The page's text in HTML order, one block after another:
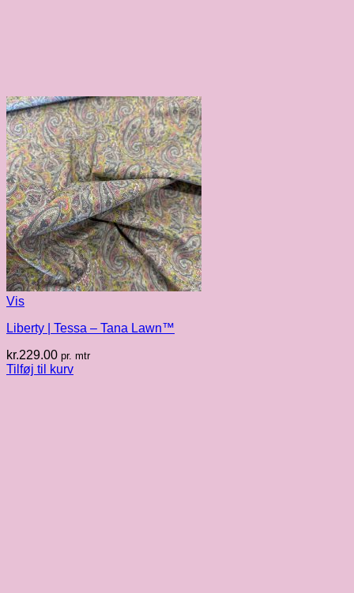
Vis
Liberty | Tessa – Tana Lawn™
kr.229.00 pr. mtr
Tilføj til kurv